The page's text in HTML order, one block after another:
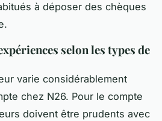
à déposer des chèques
selon les types de
varie considérablement
chez N26. Pour le compte
doivent être prudents avec